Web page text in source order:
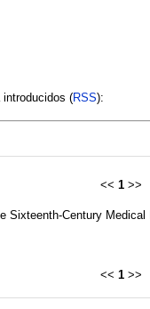
(RSS):
<< 1>>
Century
<< 1>>